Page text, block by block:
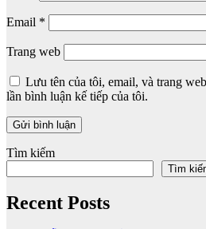
Email *
Trang web
Lưu tên của tôi, email, và trang
lần bình luận kế tiếp của tôi.
Tìm kiếm
Tìm
Recent Posts